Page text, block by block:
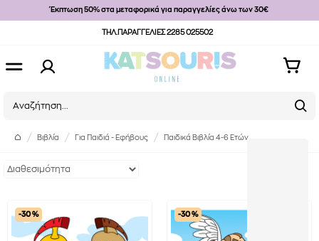
Έκπτωση 50% στα μεταφορικά για παραγγελίες άνω των 30€
ΤΗΛ.ΠΑΡΑΓΓΕΛΙΕΣ 2285 025502
Βιβλία Για Παιδιά - Εφήβους Παιδικά Βιβλία 4-6 Ετών
-30 % -30 %